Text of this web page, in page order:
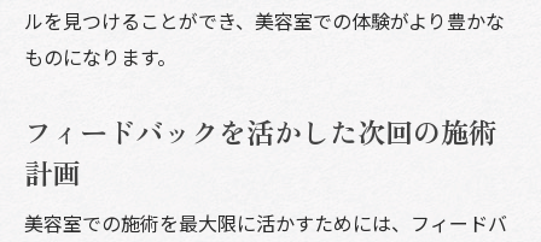
ルを見つけることができ、美容室での体験がより豊かな
ものになります。
フィードバックを活かした次回の施術
計画
美容室での施術を最大限に活かすためには、フィードバ